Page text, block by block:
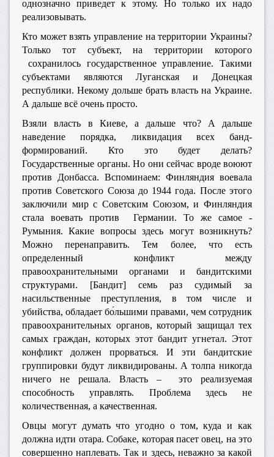
однозначно приведет к этому. Но только их надо
реализовывать.
Кто может взять управление на территории Украины?
Только тот субъект, на территории которого
сохранилось государственное управление. Такими
субъектами являются Луганская и Донецкая
республики. Некому дольше брать власть на Украине.
А дальше всё очень просто.
Взяли власть в Киеве, а дальше что? А дальше
наведение порядка, ликвидация всех банд-
формирований. Кто это будет делать?
Государственные органы. Но они сейчас вроде воюют
против Донбасса. Вспоминаем: Финляндия воевала
против Советского Союза до 1944 года. После этого
заключили мир с Советским Союзом, и Финляндия
стала воевать против Германии. То же самое -
Румыния. Какие вопросы здесь могут возникнуть?
Можно перенаправить. Тем более, что есть
определенный конфликт между
правоохранительными органами и бандитскими
структурами. [Бандит] семь раз судимый за
насильственные преступления, в том числе и
убийства, обладает бо́льшими правами, чем сотрудник
правоохранительных органов, который защищал тех
самых граждан, которых этот бандит угнетал. Этот
конфликт должен прорваться. И эти бандитские
группировки будут ликвидированы. А толпа никогда
ничего не решала. Власть – это реализуемая
способность управлять. Проблема здесь не
количественная, а качественная.
Овцы могут думать что угодно о том, куда и как
должна идти отара. Собаке, которая пасет овец, на это
совершенно наплевать. Так и здесь, неважно за какой